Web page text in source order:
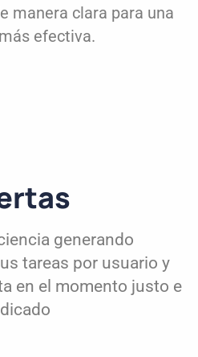
manera clara para una
efectiva.
generando
tareas por usuario y
en el momento justo e